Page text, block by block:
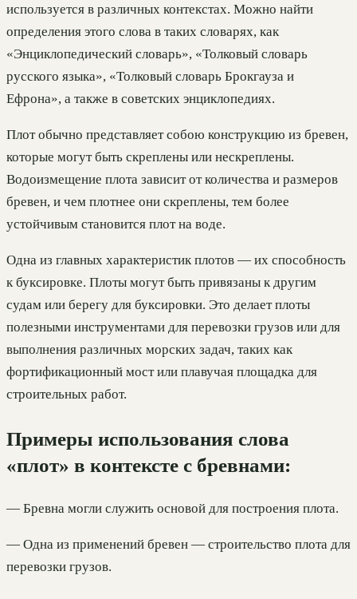
используется в различных контекстах. Можно найти
определения этого слова в таких словарях, как
«Энциклопедический словарь», «Толковый словарь
русского языка», «Толковый словарь Брокгауза и
Ефрона», а также в советских энциклопедиях.
Плот обычно представляет собою конструкцию из бревен,
которые могут быть скреплены или нескреплены.
Водоизмещение плота зависит от количества и размеров
бревен, и чем плотнее они скреплены, тем более
устойчивым становится плот на воде.
Одна из главных характеристик плотов — их способность
к буксировке. Плоты могут быть привязаны к другим
судам или берегу для буксировки. Это делает плоты
полезными инструментами для перевозки грузов или для
выполнения различных морских задач, таких как
фортификационный мост или плавучая площадка для
строительных работ.
Примеры использования слова
«плот» в контексте с бревнами:
— Бревна могли служить основой для построения плота.
— Одна из применений бревен — строительство плота для
перевозки грузов.